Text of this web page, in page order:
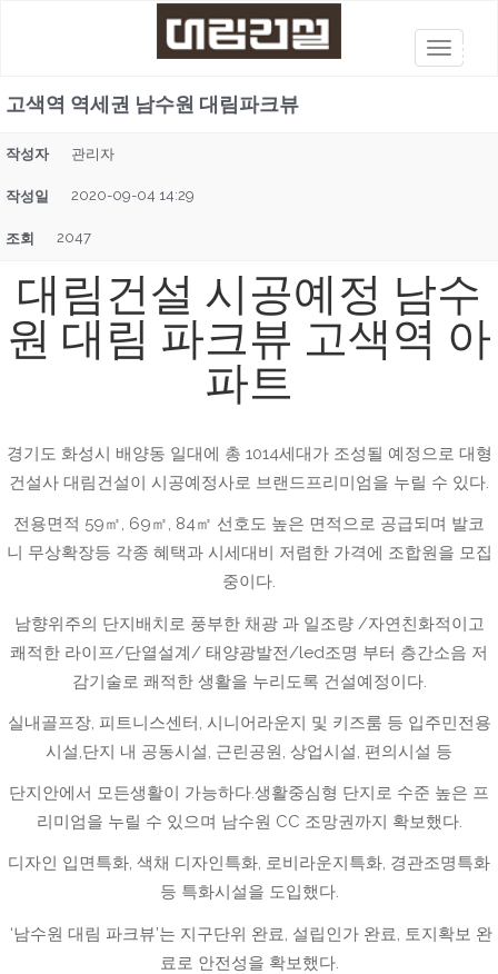
T
v
o
n
고색역 역세권 남수원 대림파크뷰
작성자 관리자
작성일 2020-09-04 14:29
조회 2047
대림건설 시공예정 남수
원 대림 파크뷰 고색역 아
파트
경기도 화성시 배양동 일대에 총 1014세대가 조성될 예정으로 대형
건설사 대림건설이 시공예정사로 브랜드프리미엄을 누릴 수 있다.
전용면적 59㎡, 69㎡, 84㎡ 선호도 높은 면적으로 공급되며 발코
니 무상확장등 각종 혜택과 시세대비 저렴한 가격에 조합원을 모집
중이다.
남향위주의 단지배치로 풍부한 채광 과 일조량 /자연친화적이고
쾌적한 라이프/단열설계/ 태양광발전/led조명 부터 층간소음 저
감기술로 쾌적한 생활을 누리도록 건설예정이다.
실내골프장, 피트니스센터, 시니어라운지 및 키즈룸 등 입주민전용
시설,단지 내 공동시설, 근린공원, 상업시설, 편의시설 등
단지안에서 모든생활이 가능하다.생활중심형 단지로 수준 높은 프
리미엄을 누릴 수 있으며 남수원 CC 조망권까지 확보했다.
디자인 입면특화, 색채 디자인특화, 로비라운지특화, 경관조명특화
등 특화시설을 도입했다.
‘남수원 대림 파크뷰’는 지구단위 완료, 설립인가 완료, 토지확보 완
료로 안전성을 확보했다.